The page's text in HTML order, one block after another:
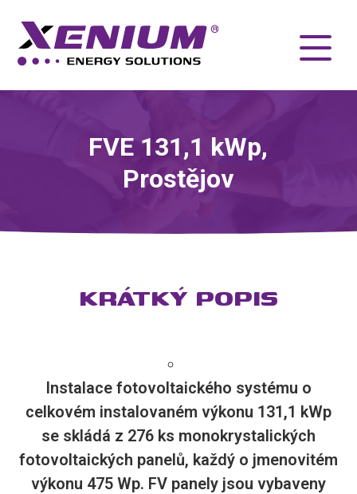
FVE 131,1 kWp,
Prostějov
KRÁTKÝ POPIS
Instalace fotovoltaického systému o
celkovém instalovaném výkonu 131,1 kWp
se skládá z 276 ks monokrystalických
fotovoltaických panelů, každý o jmenovitém
výkonu 475 Wp. FV panely jsou vybaveny